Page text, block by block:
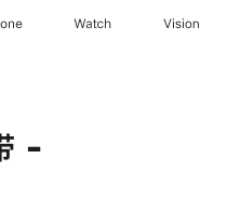
Watch Vision
-